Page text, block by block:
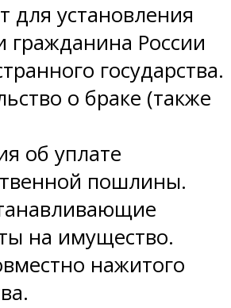
для установления
гражданина России
государства.
о браке (также
об уплате
пошлины.
на имущество.
нажитого